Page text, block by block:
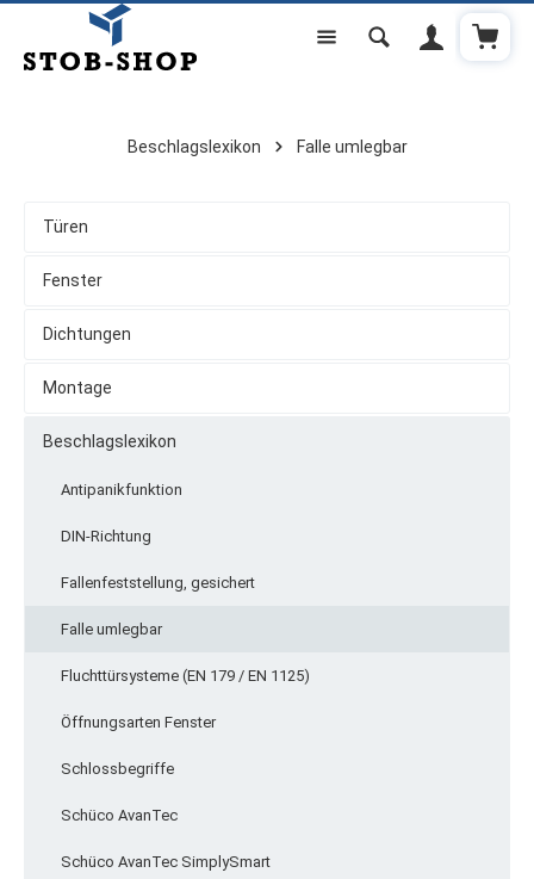
Zum Hauptinhalt springen
Beschlagslexikon Falle umlegbar
Türen
Fenster
Dichtungen
Montage
Beschlagslexikon
Antipanikfunktion
DIN-Richtung
Fallenfeststellung, gesichert
Falle umlegbar
Fluchttürsysteme (EN 179 / EN 1125)
Öffnungsarten Fenster
Schlossbegriffe
Schüco AvanTec
Schüco AvanTec SimplySmart